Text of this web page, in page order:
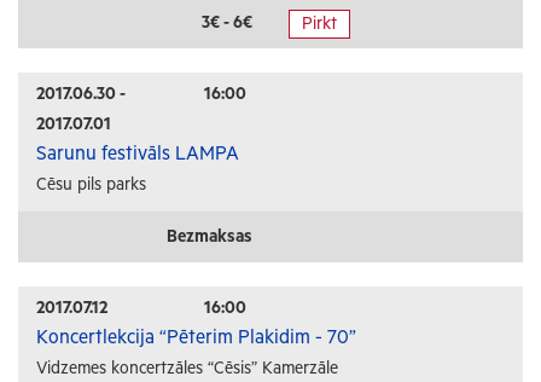
3€ - 6€ Pirkt
2017.06.30 -
2017.07.01
16:00
Sarunu festivāls LAMPA
Cēsu pils parks
Bezmaksas
2017.07.12 16:00
Koncertlekcija “Pēterim Plakidim - 70”
Vidzemes koncertzāles “Cēsis” Kamerzāle